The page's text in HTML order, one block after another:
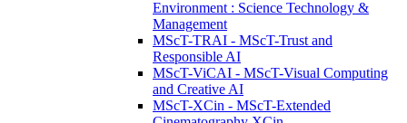
Environment : Science Technology &
Management
MScT-TRAI - MScT-Trust and
Responsible AI
MScT-ViCAI - MScT-Visual Computing
and Creative AI
MScT-XCin - MScT-Extended